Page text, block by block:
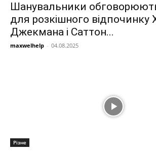
Шанувальники
для розкішного відпочинку
Джекмана і Саттон...
maxwelhelp - 04.08.2025
Різне